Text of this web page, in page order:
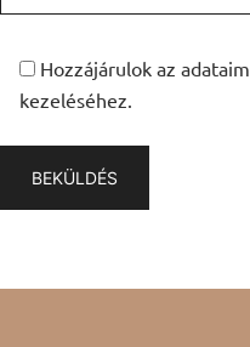
Hozzájárulok az adataim
kezeléséhez.